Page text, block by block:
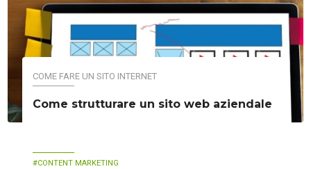
COME FARE UN SITO INTERNET
Come strutturare un sito web aziendale
CONTENT MARKETING